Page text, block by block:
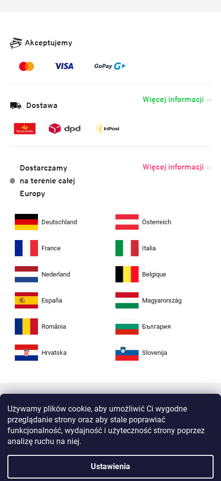
Używamy plików cookie, aby umożliwić Ci wygodne
przeglądanie strony oraz aby stale poprawiać
funkcjonalność, wydajność i użyteczność strony poprzez
analizę ruchu na niej.
Ustawienia
Akceptujemy
Dostawa
Więcej informacji
Dostarczamy
na terenie całej
Europy
Więcej informacji
Deutschland Österreich
France Italia
Nederland Belgique
España Magyarország
România България
Hrvatska Slovenija
protokołowi HTTPS Twoje dane osobiste są